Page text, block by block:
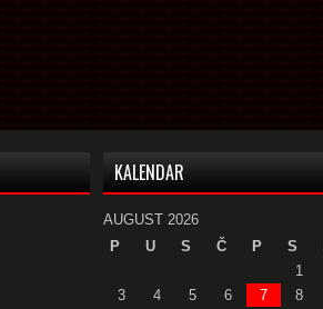
KALENDAR
AUGUST 2026
P
U S Č P S
1
3
4 5 6 7 8